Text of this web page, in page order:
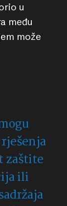
u
među
može
zaštite
ili